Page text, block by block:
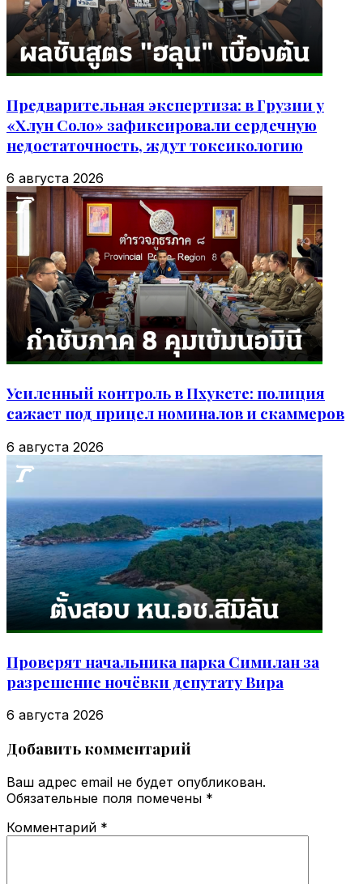
Предварительная экспертиза: в Грузии у
«Хлун Соло» зафиксировали сердечную
недостаточность, ждут токсикологию
6 августа 2026
Усиленный контроль в Пхукете: полиция
сажает под прицел номиналов и скаммеров
6 августа 2026
Проверят начальника парка Симилан за
разрешение ночёвки депутату Вира
6 августа 2026
Добавить комментарий
Ваш адрес email не будет опубликован.
Обязательные поля помечены *
Комментарий *